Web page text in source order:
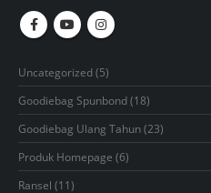
Uncategorized 55
products
Goodiebag Spunbond 1818
products
Goodiebag Ulang Tahun 2323
products
Produk Homepage 66
products
Ransel 1111